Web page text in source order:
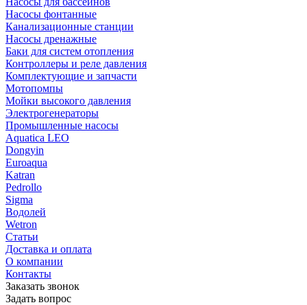
Насосы фонтанные
Канализационные станции
Насосы дренажные
Баки для систем отопления
Контроллеры и реле давления
Комплектующие и запчасти
Мотопомпы
Мойки высокого давления
Электрогенераторы
Промышленные насосы
Aquatica LEO
Dongyin
Euroaqua
Katran
Pedrollo
Sigma
Водолей
Wetron
Статьи
Доставка и оплата
О компании
Контакты
Заказать звонок
Задать вопрос